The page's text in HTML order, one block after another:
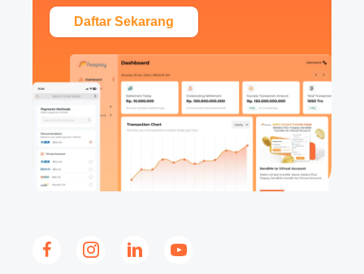
Daftar Sekarang